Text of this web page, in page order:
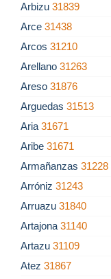
Arbizu 31839
Arce 31438
Arcos 31210
Arellano 31263
Areso 31876
Arguedas 31513
Aria 31671
Aribe 31671
Armañanzas 31228
Arróniz 31243
Arruazu 31840
Artajona 31140
Artazu 31109
Atez 31867